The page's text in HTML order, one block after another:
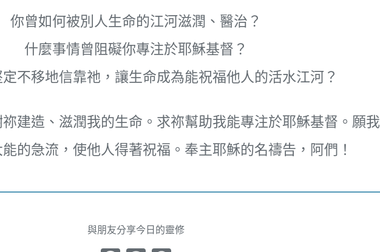
你曾如何被別人生命的江河滋潤、醫治？
什麼事情曾阻礙你專注於耶穌基督？
不移地信靠祂，讓生命成為能祝福他人的活水江河？
建造、滋潤我的生命。求祢幫助我能專注於耶穌基督。願我
的急流，使他人得著祝福。奉主耶穌的名禱告，阿們！
與朋友分享今日的靈修